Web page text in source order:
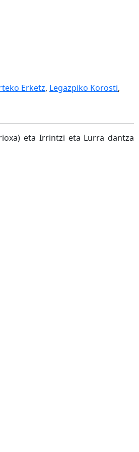
Erketz, Legazpiko Korosti,
eta Irrintzi eta Lurra dantza